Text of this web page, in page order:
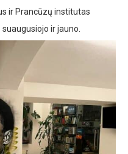
ir Prancūzų institutas
ir jauno.